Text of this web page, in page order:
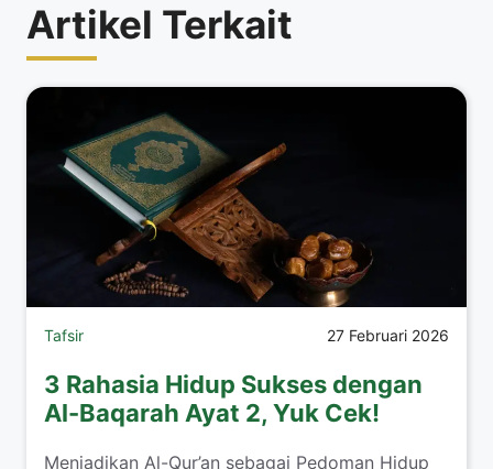
Artikel Terkait
Tafsir 27 Februari 2026
3 Rahasia Hidup Sukses dengan
Al-Baqarah Ayat 2, Yuk Cek!
Menjadikan Al-Qur’an sebagai Pedoman Hidup